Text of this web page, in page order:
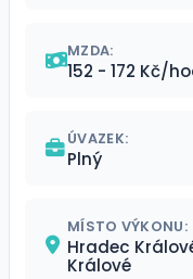
MZDA:
152 - 172 Kč/
ÚVAZEK:
Plný
MÍSTO VÝKONU:
Hradec
Králové